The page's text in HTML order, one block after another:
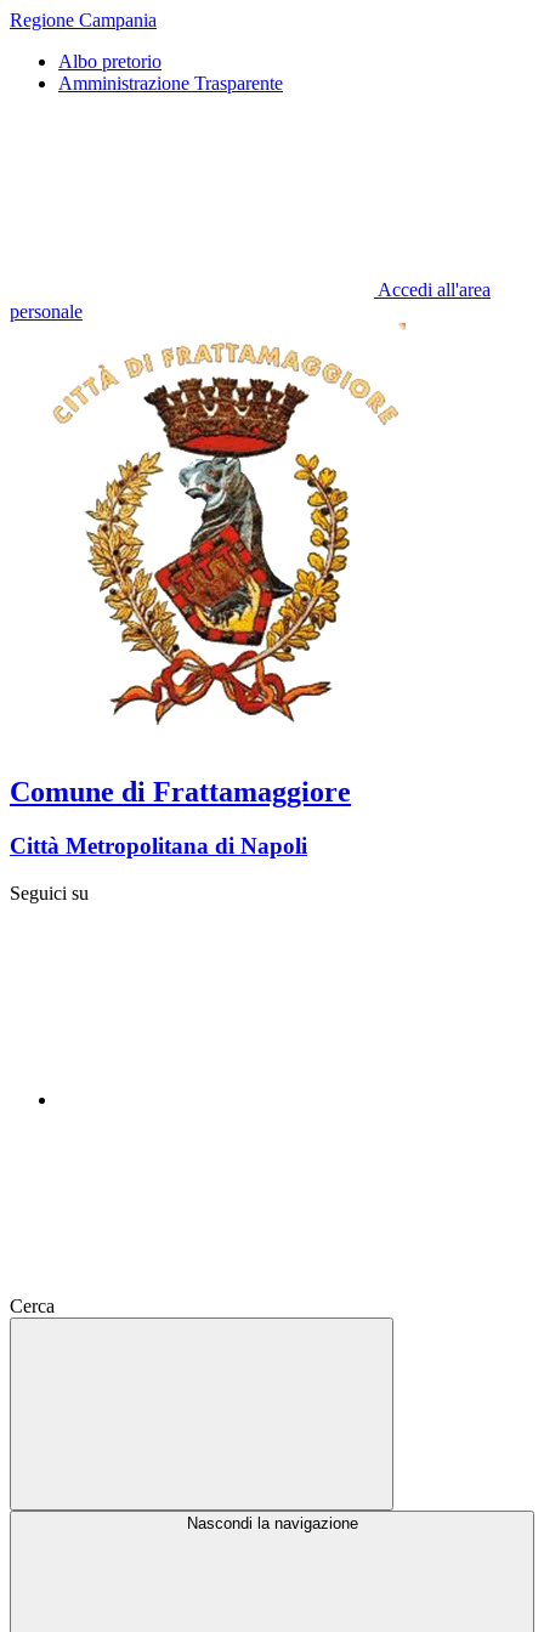
Regione Campania
Albo pretorio
Amministrazione Trasparente
Accedi all'area
personale
Comune di Frattamaggiore
Città Metropolitana di Napoli
Seguici su
Cerca
Nascondi la navigazione